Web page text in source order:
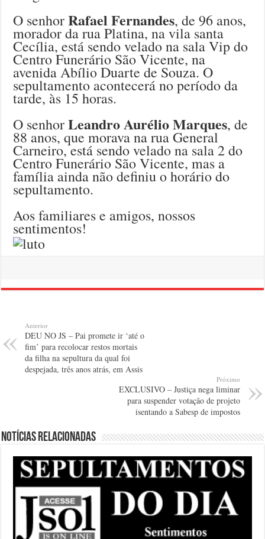
O senhorRafael Fernandes, de 96 anos,
morador da rua Platina, na vila santa
Cecília, está sendo velado na sala Vip do
Centro Funerário São Vicente, na
avenida Abílio Duarte de Souza. O
sepultamento acontecerá no período da
tarde, às 15 horas.
O senhorLeandro Aurélio Marques, de
88 anos, que morava na rua General
Carneiro, está sendo velado na sala 2 do
Centro Funerário São Vicente, mas a
família ainda não definiu o horário do
sepultamento.
Aos familiares e amigos, nossos
sentimentos!
Anterior
DEU NO JS – Pai promete ir ‘até o
fim’ para recolocar restos mortais
da filha na sepultura da qual foi
despejada, três anos atrás, em Assis
Próximo
EXCLUSIVO – Justiça nega liminar
para suspender votação de projeto
isentando a Sabesp de impostos
Notícias relacionadas